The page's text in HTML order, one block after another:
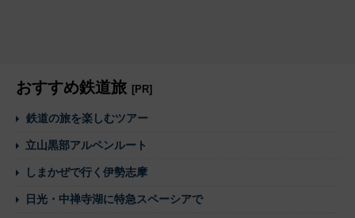
おすすめ鉄道旅 [PR]
鉄道の旅を楽しむツアー
立山黒部アルペンルート
しまかぜで行く伊勢志摩
日光・中禅寺湖に特急スペーシアで